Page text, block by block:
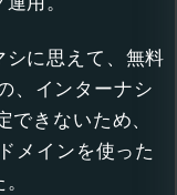
シに思えて、無料
、インターナシ
できないため、
メインを使った